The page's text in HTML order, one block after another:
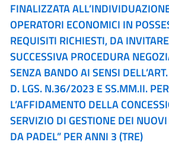
FINALIZZATA
OPERATORI ECONOMICI IN
REQUISITI RICHIESTI, DA
SUCCESSIVA PROCEDURA
SENZA BANDO AI SENSI
D. LGS. N.36/2023 E SS.MM.II. PER
L’AFFIDAMENTO DELLA
SERVIZIO DI GESTIONE DEI
DA PADEL” PER ANNI 3 (TRE)